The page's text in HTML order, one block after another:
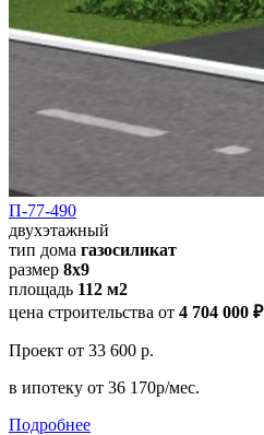
П-77-490
двухэтажный
тип дома газосиликат
размер 8х9
площадь 112 м2
цена строительства от 4 704 000 ₽
Проект от 33 600 р.
в ипотеку от 36 170р/мес.
Подробнее